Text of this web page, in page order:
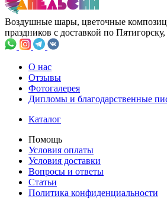
Воздушные шары, цветочные
праздников с доставкой по
О нас
Отзывы
Фотогалерея
Дипломы и благодарственные
Каталог
Помощь
Условия оплаты
Условия доставки
Вопросы и ответы
Статьи
Политика конфиденциальности